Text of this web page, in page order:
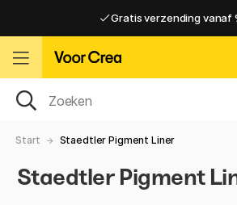
Gratis verzending vanaf
Gratis verzending vanaf
Start Staedtler Pigment Liner
Staedtler Pigment